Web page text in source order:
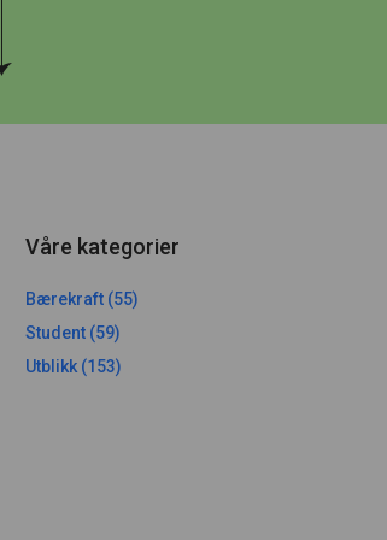
Våre kategorier
Bærekraft (55)
Student (59)
Utblikk (153)